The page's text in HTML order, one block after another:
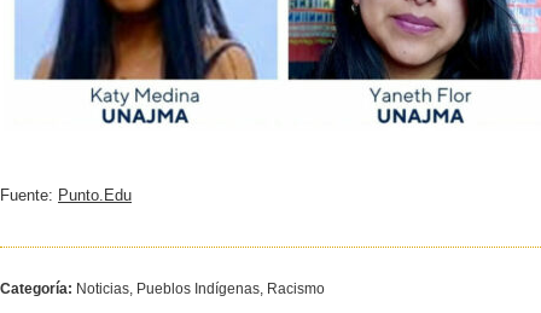
Fuente: Punto.Edu
Categoría: Noticias, Pueblos Indígenas, Racismo